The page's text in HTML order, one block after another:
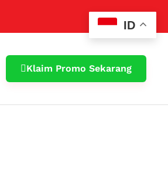
Klaim Promo Sekarang
ID